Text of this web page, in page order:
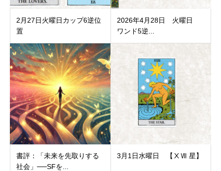
2月27日火曜日カップ6逆位
置
2026年4月28日 火曜日
ワンド5逆...
書評：「未来を先取りする
社会」──SFを...
3月1日水曜日 【ⅩⅦ 星】